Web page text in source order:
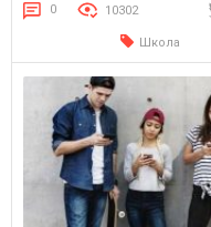
вовлеченности. Давайте
или Engagement Rate (ER),
0 10302
Школа